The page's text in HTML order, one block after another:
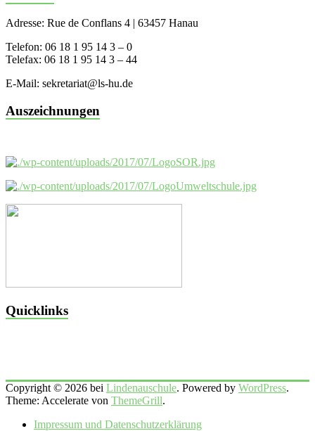
Adresse: Rue de Conflans 4 | 63457 Hanau
Telefon: 06 18 1 95 14 3 – 0
Telefax: 06 18 1 95 14 3 – 44
E-Mail: sekretariat@ls-hu.de
Auszeichnungen
Quicklinks
Copyright © 2026 bei Lindenauschule. Powered by WordPress.
Theme: Accelerate von ThemeGrill.
Impressum und Datenschutzerklärung